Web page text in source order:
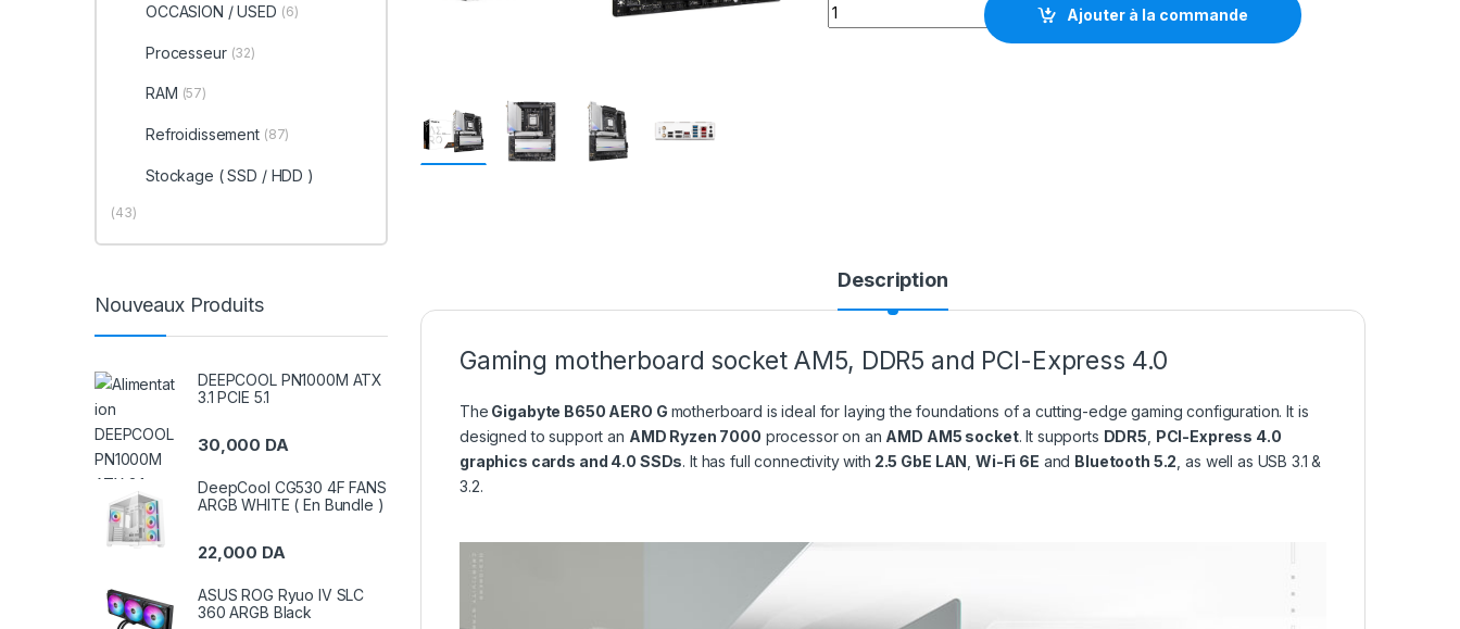
Gigabyte B650 AERO G quantity
Ajouter à la commande
Description
Gaming motherboard socket AM5, DDR5 and PCI-Express 4.0
The Gigabyte B650 AERO G motherboard is ideal for laying the foundations of a cutting-edge gaming configuration. It is
designed to support an AMD Ryzen 7000 processor on an AMD AM5 socket. It supports DDR5 PCI-Express 4.0
graphics cards and 4.0 SSDs. It has full connectivity with 2.5 GbE LAN Wi-Fi 6E and Bluetooth 5.2 , as well as USB 3.1 &
3.2.
OCCASION / USED (6)
Processeur (32)
RAM (57)
Refroidissement (87)
Stockage ( SSD / HDD )
(43)
Nouveaux Produits
DEEPCOOL PN1000M ATX
3.1 PCIE 5.1
30,000 DA
DeepCool CG530 4F FANS
ARGB WHITE ( En Bundle )
22,000 DA
ASUS ROG Ryuo IV SLC
360 ARGB Black